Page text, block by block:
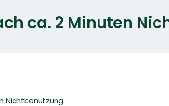
ca. 2 Minuten
Nichtbenutzung.